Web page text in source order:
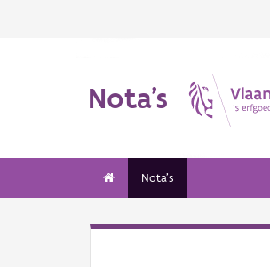
Nota's
Nota's